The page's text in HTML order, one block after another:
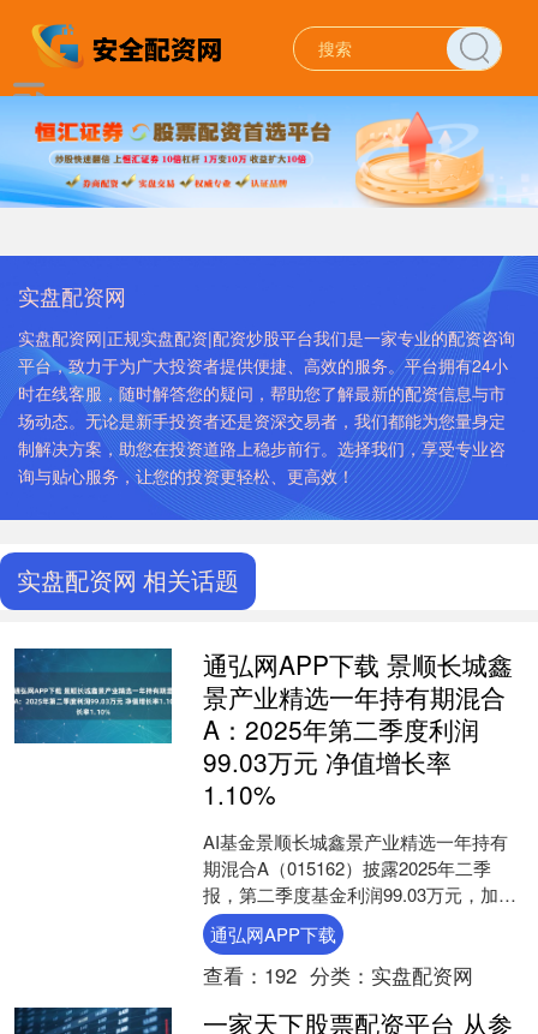
实盘配资网
实盘配资网|正规实盘配资|配资炒股平台我们是一家专业的配资咨询
平台，致力于为广大投资者提供便捷、高效的服务。平台拥有24小
时在线客服，随时解答您的疑问，帮助您了解最新的配资信息与市
场动态。无论是新手投资者还是资深交易者，我们都能为您量身定
制解决方案，助您在投资道路上稳步前行。选择我们，享受专业咨
询与贴心服务，让您的投资更轻松、更高效！
实盘配资网 相关话题
通弘网APP下载 景顺长城鑫
景产业精选一年持有期混合
A：2025年第二季度利润
99.03万元 净值增长率
1.10%
AI基金景顺长城鑫景产业精选一年持有
期混合A（015162）披露2025年二季
报，第二季度基金利润99.03万元，加权
平均基金份额本期利润0.0095元。报告
期....
通弘网APP下载
查看： 192 分类： 实盘配资网
一家天下股票配资平台 从参